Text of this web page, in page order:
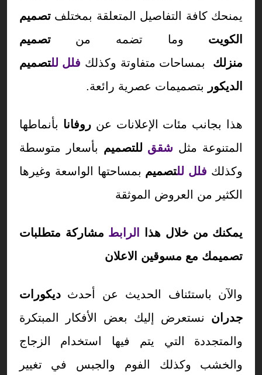
يمنحك كافة التفاصيل المتعلقة بمختلف تصميم
الكويت وما تضمه من
تصميم
منزلك
بمساحات متفاوتة وكذلك فلل للتصميم
الديكور
بتصميمات عصرية رائعة.
هذا بجانب مئات الإعلانات عن روفانا بأنماطها
المتنوعة مثل شقق للتصميم بأسعار متوسطة
وكذلك فلل للتصميم بمساحتها الواسعة وغيرها
الكثير من العروض الموثقة
يمكنك من خلال هذا الرابط مشاركة متطلبات
تصميمك مع مسوقين الاعلان
والآن باستئناف الحديث عن أحدثديكورات
جدران نستعرض إليك بعض الأفكار المبتكرة
والمتجددة التي يتم فيها استخدام الزجاج
والخشب وكذلك الفوم والجبس في تغيير